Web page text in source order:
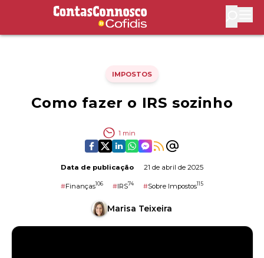
Contas Connosco by Cofidis
IMPOSTOS
Como fazer o IRS sozinho
1 min
Data de publicação 21 de abril de 2025
#Finanças106 #IRS74 #Sobre Impostos115
Marisa Teixeira